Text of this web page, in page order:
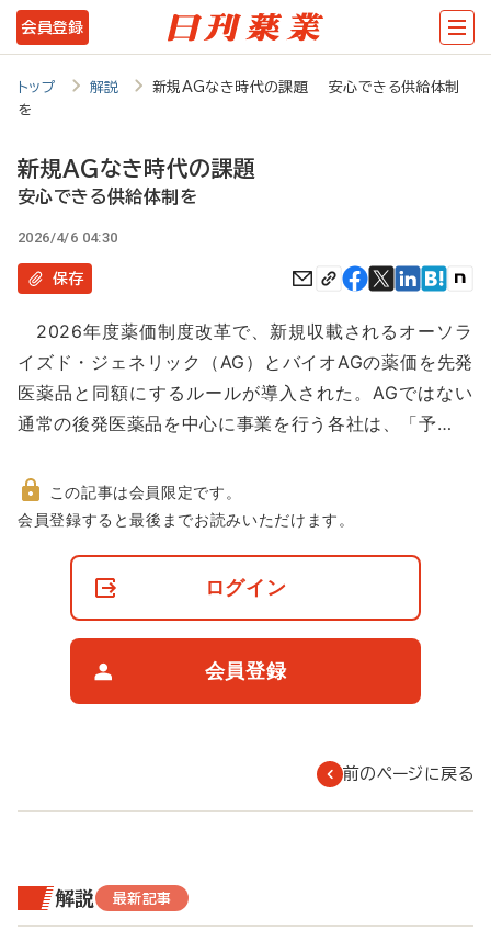
メ
イ
ン
テ
ツ
に
動
会員登録
トップ 解説
新規AGなき時代の課題 安心できる供給体制
を
新規AGなき時代の課題
安心できる供給体制を
2026/4/6 04:30
保存
2026年度薬価制度改革で、新規収載されるオーソラ
イズド・ジェネリック（AG）とバイオAGの薬価を先発
医薬品と同額にするルールが導入された。AGではない
通常の後発医薬品を中心に事業を行う各社は、「予…
非
この記事は会員限定です。
会員登録すると最後までお読みいただけます。
ログイン
会員登録
前のページに戻る
解説 最新記事